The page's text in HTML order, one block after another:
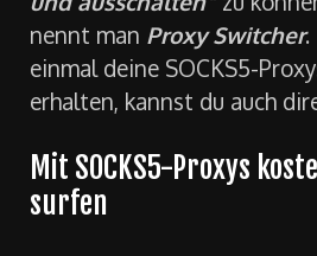
nennt man Proxy Switcher.
einmal deine SOCKS5-
erhalten, kannst du auch
Mit SOCKS5-Proxys
surfen